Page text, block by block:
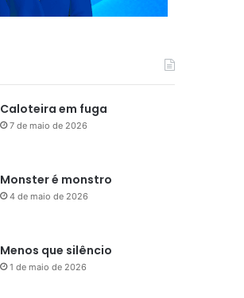
Caloteira em fuga
7 de maio de 2026
Monster é monstro
4 de maio de 2026
Menos que silêncio
1 de maio de 2026